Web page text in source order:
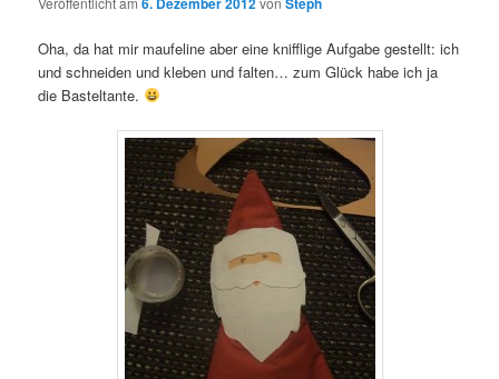
Oha, da hat mir maufeline aber eine knifflige Aufgabe gestellt: ich
und schneiden und kleben und falten… zum Glück habe ich ja
die Basteltante.